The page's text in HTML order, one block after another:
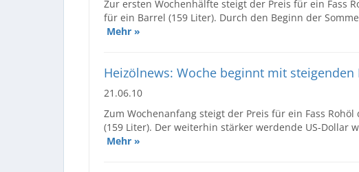
Zur ersten Wochenhälfte steigt der Preis für ein Fass
für ein Barrel (159 Liter). Durch den Beginn der
Mehr »
Heizölnews: Woche beginnt mit steigenden
21.06.10
Zum Wochenanfang steigt der Preis für ein Fass
(159 Liter). Der weiterhin stärker werdende US-Dollar
Mehr »